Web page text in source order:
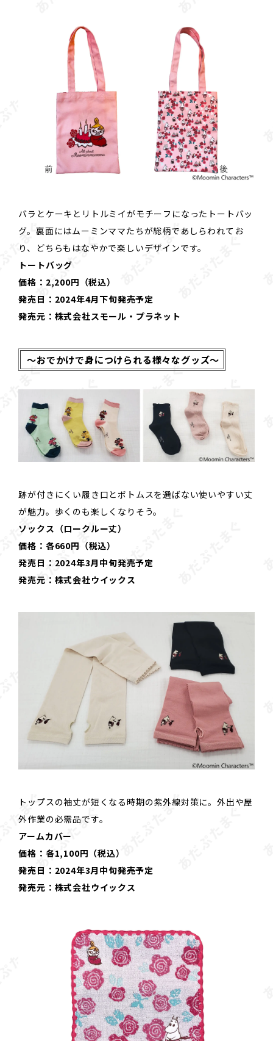
バラとケーキとリトルミイがモチーフになったトートバッ
グ。裏面にはムーミンママたちが総柄であしらわれてお
り、どちらもはなやかで楽しいデザインです。
トートバッグ
価格：2,200円（税込）
発売日：2024年4月下旬発売予定
発売元：株式会社スモール・プラネット
～おでかけで身につけられる様々なグッズ～
跡が付きにくい履き口とボトムスを選ばない使いやすい丈
が魅力。歩くのも楽しくなりそう。
ソックス（ロークルー丈）
価格：各660円（税込）
発売日：2024年3月中旬発売予定
発売元：株式会社ウイックス
トップスの袖丈が短くなる時期の紫外線対策に。外出や屋
外作業の必需品です。
アームカバー
価格：各1,100円（税込）
発売日：2024年3月中旬発売予定
発売元：株式会社ウイックス